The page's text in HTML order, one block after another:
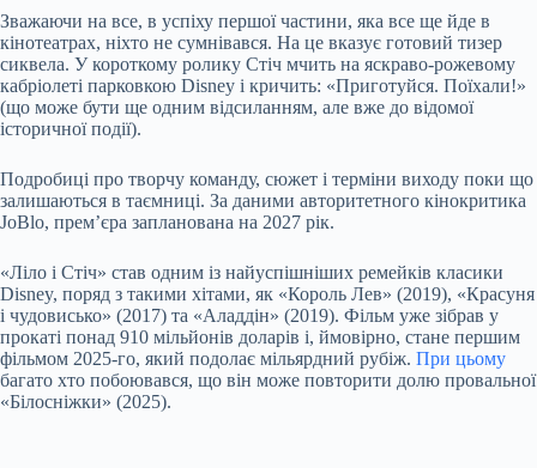
Зважаючи на все, в успіху першої частини, яка все ще йде в
кінотеатрах, ніхто не сумнівався. На це вказує готовий тизер
сиквела. У короткому ролику Стіч мчить на яскраво-рожевому
кабріолеті парковкою Disney і кричить: «Приготуйся. Поїхали!»
(що може бути ще одним відсиланням, але вже до відомої
історичної події).
Подробиці про творчу команду, сюжет і терміни виходу поки що
залишаються в таємниці. За даними авторитетного кінокритика
JoBlo, прем’єра запланована на 2027 рік.
«Ліло і Стіч» став одним із найуспішніших ремейків класики
Disney, поряд з такими хітами, як «Король Лев» (2019), «Красуня
і чудовисько» (2017) та «Аладдін» (2019). Фільм уже зібрав у
прокаті понад 910 мільйонів доларів і, ймовірно, стане першим
фільмом 2025-го, який подолає мільярдний рубіж. При цьому
багато хто побоювався, що він може повторити долю провальної
«Білосніжки» (2025).